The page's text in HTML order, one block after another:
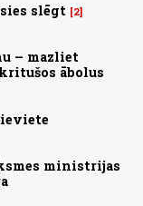
slēgt 2
– mazliet
ābolus
ministrijas